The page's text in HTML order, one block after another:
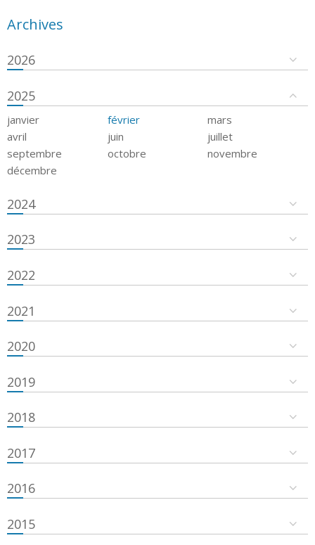
Archives
2026
2025
janvier février
mars
avril
juin
juillet
septembre
octobre
novembre
décembre
2024
2023
2022
2021
2020
2019
2018
2017
2016
2015